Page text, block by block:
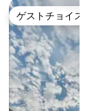
ゲストチョイス
ゲストチョイス